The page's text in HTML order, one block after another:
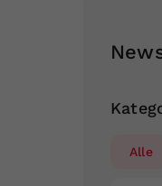
Alle